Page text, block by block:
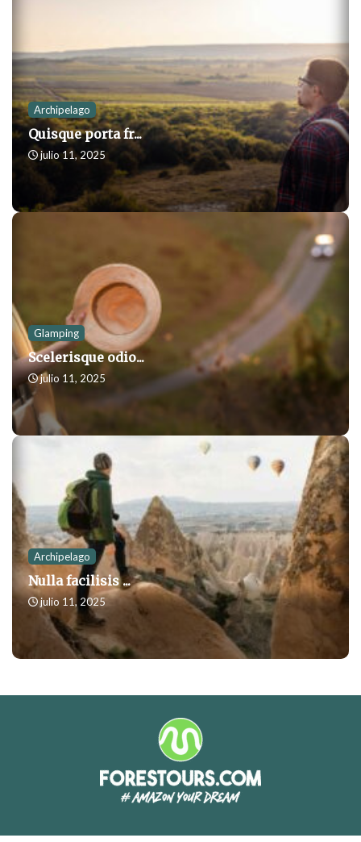
Archipelago
Quisque porta fr...
julio 11, 2025
Glamping
Scelerisque odio...
julio 11, 2025
Archipelago
Nulla facilisis ...
julio 11, 2025